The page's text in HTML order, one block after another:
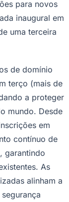
para novos
inaugural em
uma terceira
de domínio
terço (mais de
a proteger
mundo. Desde
em
contínuo de
garantindo
As
alinham a